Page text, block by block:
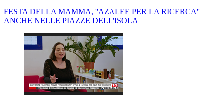
FESTA DELLA MAMMA, ''AZALEE PER LA RICERCA''
ANCHE NELLE PIAZZE DELL'ISOLA